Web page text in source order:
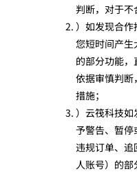
判断，对于不
）如发现合作
您短时间产
的部分功能
依据审慎判断
措施；
）云筏科技
予警告、暂
违规订单、追
人账号）的